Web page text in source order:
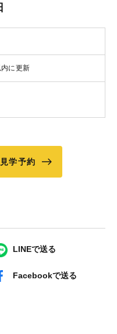
に更新
学予約
LINEで送る
Facebookで送る